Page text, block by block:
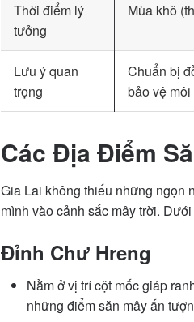
Thời điểm lý
tưởng
Mùa khô
Lưu ý quan
trọng
Chuẩn bị
bảo vệ
Các Địa Điểm
Gia Lai không thiếu những ngọn
mình vào cảnh sắc mây trời.
Đỉnh Chư Hreng
Nằm ở vị trí cột mốc giáp
những điểm săn mây ấn